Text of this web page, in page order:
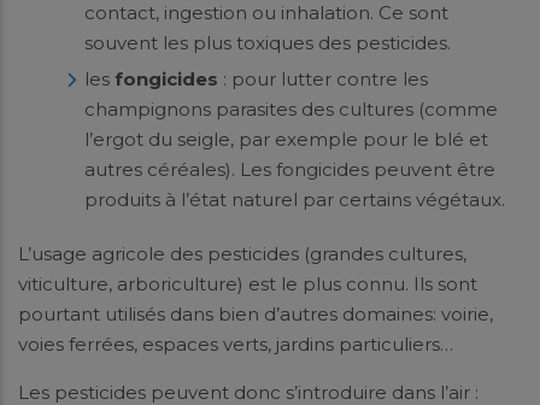
contact, ingestion ou inhalation. Ce sont
souvent les plus toxiques des pesticides.
les fongicides : pour lutter contre les
champignons parasites des cultures (comme
l’ergot du seigle, par exemple pour le blé et
autres céréales). Les fongicides peuvent être
produits à l’état naturel par certains végétaux.
L’usage agricole des pesticides (grandes cultures,
viticulture, arboriculture) est le plus connu. Ils sont
pourtant utilisés dans bien d’autres domaines: voirie,
voies ferrées, espaces verts, jardins particuliers…
Les pesticides peuvent donc s’introduire dans l’air :